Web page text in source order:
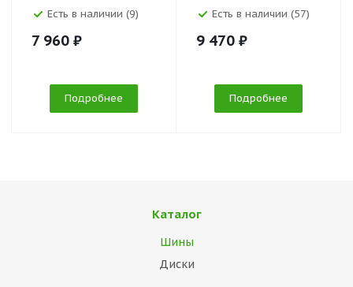
Есть в наличии (9)
7 960 ₽
Подробнее
Есть в наличии (57)
9 470 ₽
Подробнее
Каталог
Шины
Диски